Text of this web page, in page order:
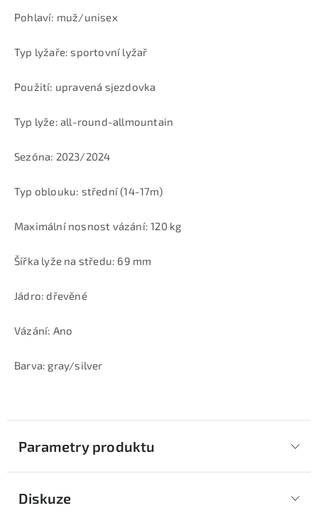
Pohlaví: muž/unisex
Typ lyžaře: sportovní lyžař
Použití: upravená sjezdovka
Typ lyže: all-round-allmountain
Sezóna: 2023/2024
Typ oblouku: střední (14-17m)
Maximální nosnost vázání: 120 kg
Šířka lyže na středu: 69 mm
Jádro: dřevěné
Vázání: Ano
Barva: gray/silver
Parametry produktu
Diskuze